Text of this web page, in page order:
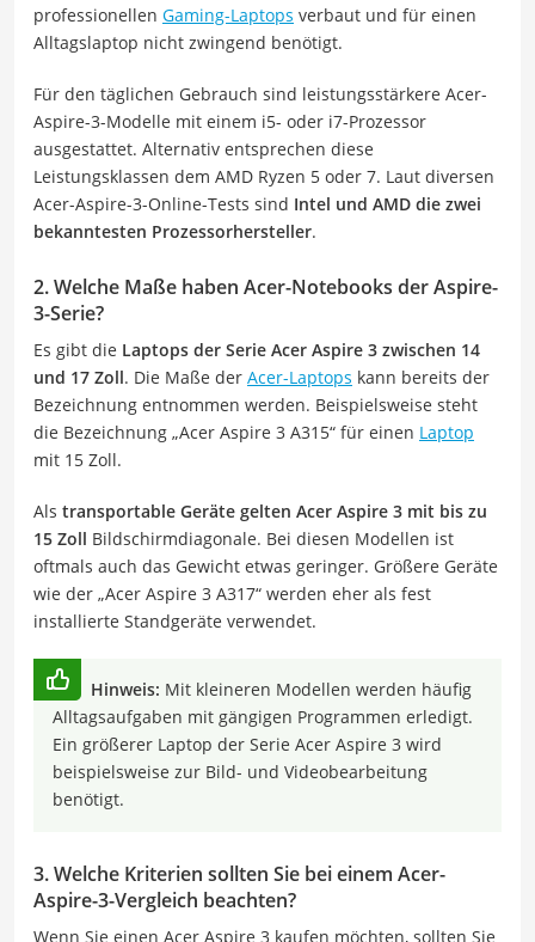
professionellen Gaming-Laptops verbaut und für einen
Alltagslaptop nicht zwingend benötigt.
Für den täglichen Gebrauch sind leistungsstärkere Acer-
Aspire-3-Modelle mit einem i5- oder i7-Prozessor
ausgestattet. Alternativ entsprechen diese
Leistungsklassen dem AMD Ryzen 5 oder 7. Laut diversen
Acer-Aspire-3-Online-Tests sind Intel und AMD die zwei
bekanntesten Prozessorhersteller.
2. Welche Maße haben Acer-Notebooks der Aspire-
3-Serie?
Es gibt die Laptops der Serie Acer Aspire 3 zwischen 14
und 17 Zoll. Die Maße der Acer-Laptops kann bereits der
Bezeichnung entnommen werden. Beispielsweise steht
die Bezeichnung „Acer Aspire 3 A315“ für einen Laptop
mit 15 Zoll.
Als transportable Geräte gelten Acer Aspire 3 mit bis zu
15 Zoll Bildschirmdiagonale. Bei diesen Modellen ist
oftmals auch das Gewicht etwas geringer. Größere Geräte
wie der „Acer Aspire 3 A317“ werden eher als fest
installierte Standgeräte verwendet.
Hinweis: Mit kleineren Modellen werden häufig
Alltagsaufgaben mit gängigen Programmen erledigt.
Ein größerer Laptop der Serie Acer Aspire 3 wird
beispielsweise zur Bild- und Videobearbeitung
benötigt.
3. Welche Kriterien sollten Sie bei einem Acer-
Aspire-3-Vergleich beachten?
Wenn Sie einen Acer Aspire 3 kaufen möchten, sollten Sie